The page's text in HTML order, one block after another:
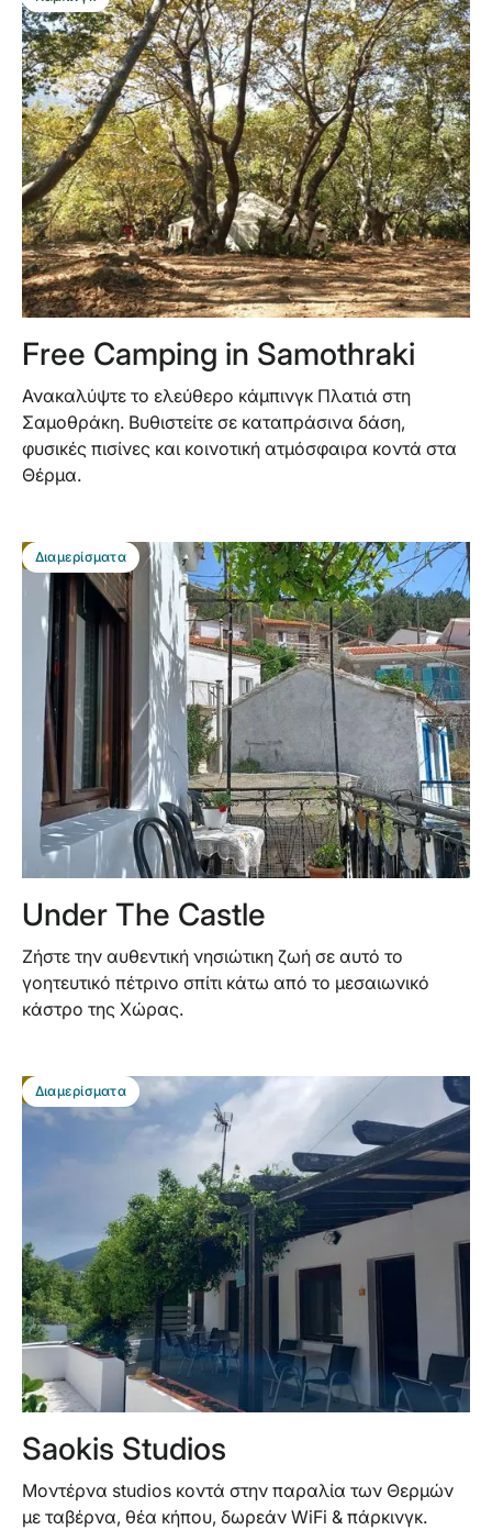
Free Camping in Samothraki
Ανακαλύψτε το ελεύθερο κάμπινγκ Πλατιά στη
Σαμοθράκη. Βυθιστείτε σε καταπράσινα δάση,
φυσικές πισίνες και κοινοτική ατμόσφαιρα κοντά στα
Θέρμα.
BEST DEAL
Διαμερίσματα
Under The Castle
Ζήστε την αυθεντική νησιώτικη ζωή σε αυτό το
γοητευτικό πέτρινο σπίτι κάτω από το μεσαιωνικό
κάστρο της Χώρας.
BEST DEAL
Διαμερίσματα
Saokis Studios
Μοντέρνα studios κοντά στην παραλία των Θερμών
με ταβέρνα, θέα κήπου, δωρεάν WiFi & πάρκινγκ.